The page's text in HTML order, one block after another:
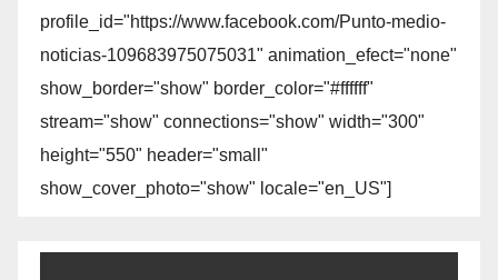
profile_id="https://www.facebook.com/Punto-medio-
noticias-109683975075031" animation_efect="none"
show_border="show" border_color="#ffffff"
stream="show" connections="show" width="300"
height="550" header="small"
show_cover_photo="show" locale="en_US"]